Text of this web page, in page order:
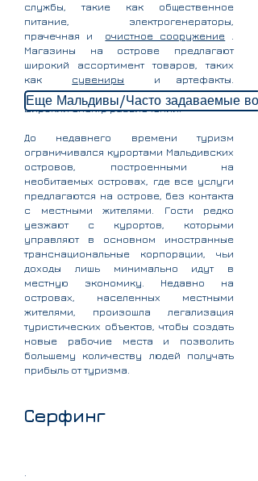
службы, такие как общественное
питание, электрогенераторы,
прачечная и
очистное сооружение
Магазины на острове предлагают
широкий ассортимент товаров, таких
как
сувениры
и артефакты.
Большинство курортов предлагают
широкий спектр развлечений.
До недавнего времени туризм
ограничивался курортами Мальдивских
островов, построенными на
необитаемых островах, где все услуги
предлагаются на острове, без контакта
с местными жителями. Гости редко
уезжают с курортов, которыми
управляют в основном иностранные
транснациональные корпорации, чьи
доходы лишь минимально идут в
местную экономику. Недавно на
островах, населенных местными
жителями, произошла легализация
туристических объектов, чтобы создать
новые рабочие места и позволить
большему количеству людей получать
прибыль от туризма.
Серфинг
Еще Мальдивы/Часто задаваемые